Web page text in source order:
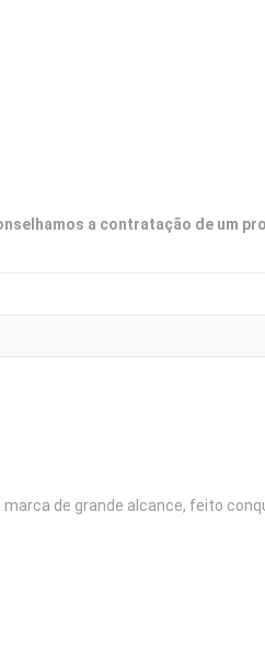
a contratação de um
de grande alcance, feito